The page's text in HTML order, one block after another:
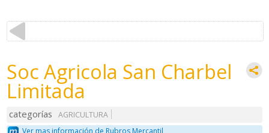
Soc Agricola San Charbel
Limitada
categorías
AGRICULTURA
Ver mas información de Rubros Mercantil